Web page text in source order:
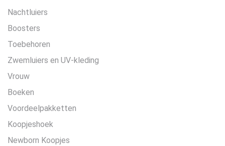
Nachtluiers
Boosters
Toebehoren
Zwemluiers en UV-kleding
Vrouw
Boeken
Voordeelpakketten
Koopjeshoek
Newborn Koopjes